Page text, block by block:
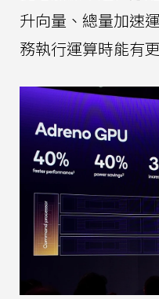
升向量、總量加速
務執行運算時能有